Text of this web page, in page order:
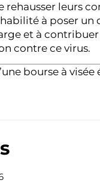
leurs
à poser
et à
contre ce virus.
bourse à